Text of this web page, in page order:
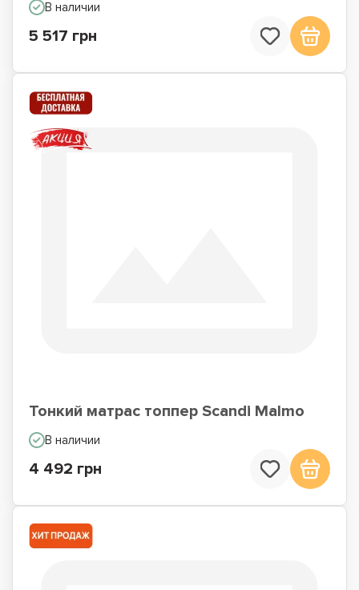
В наличии
5 517 грн
Тонкий матрас топпер Scandi Malmo
В наличии
4 492 грн